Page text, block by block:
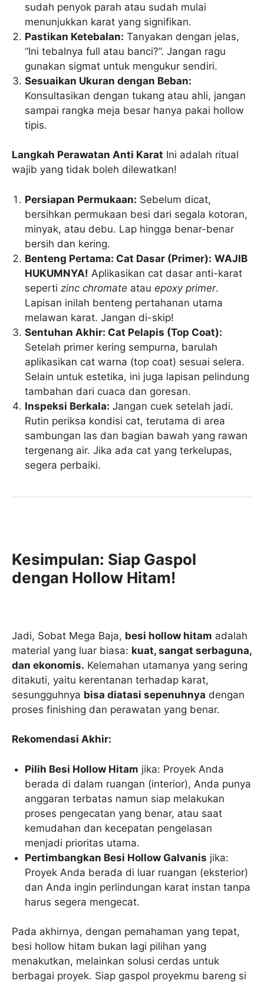
sudah penyok parah atau sudah mulai
menunjukkan karat yang signifikan.
Pastikan Ketebalan: Tanyakan dengan jelas,
“Ini tebalnya full atau banci?”. Jangan ragu
gunakan sigmat untuk mengukur sendiri.
Sesuaikan Ukuran dengan Beban:
Konsultasikan dengan tukang atau ahli, jangan
sampai rangka meja besar hanya pakai hollow
tipis.
Langkah Perawatan Anti Karat Ini adalah ritual
wajib yang tidak boleh dilewatkan!
Persiapan Permukaan: Sebelum dicat,
bersihkan permukaan besi dari segala kotoran,
minyak, atau debu. Lap hingga benar-benar
bersih dan kering.
Benteng Pertama: Cat Dasar (Primer): WAJIB
HUKUMNYA! Aplikasikan cat dasar anti-karat
sepertizinc chromate atauepoxy primer.
Lapisan inilah benteng pertahanan utama
melawan karat. Jangan di-skip!
Sentuhan Akhir: Cat Pelapis (Top Coat):
Setelah primer kering sempurna, barulah
aplikasikan cat warna (top coat) sesuai selera.
Selain untuk estetika, ini juga lapisan pelindung
tambahan dari cuaca dan goresan.
Inspeksi Berkala: Jangan cuek setelah jadi.
Rutin periksa kondisi cat, terutama di area
sambungan las dan bagian bawah yang rawan
tergenang air. Jika ada cat yang terkelupas,
segera perbaiki.
Kesimpulan: Siap Gaspol
dengan Hollow Hitam!
Jadi, Sobat Mega Baja, besi hollow hitam adalah
material yang luar biasa: kuat, sangat serbaguna,
dan ekonomis. Kelemahan utamanya yang sering
ditakuti, yaitu kerentanan terhadap karat,
sesungguhnya bisa diatasi sepenuhnya dengan
proses finishing dan perawatan yang benar.
Rekomendasi Akhir:
Pilih Besi Hollow Hitam jika: Proyek Anda
berada di dalam ruangan (interior), Anda punya
anggaran terbatas namun siap melakukan
proses pengecatan yang benar, atau saat
kemudahan dan kecepatan pengelasan
menjadi prioritas utama.
Pertimbangkan Besi Hollow Galvanis jika:
Proyek Anda berada di luar ruangan (eksterior)
dan Anda ingin perlindungan karat instan tanpa
harus segera mengecat.
Pada akhirnya, dengan pemahaman yang tepat,
besi hollow hitam bukan lagi pilihan yang
menakutkan, melainkan solusi cerdas untuk
berbagai proyek. Siap gaspol proyekmu bareng si